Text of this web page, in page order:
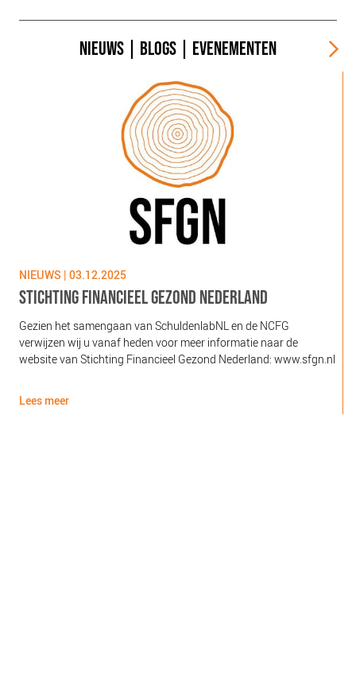
NIEUWS BLOGS EVENEMENTEN
NIEUWS | 03.12.2025
STICHTING FINANCIEEL GEZOND NEDERLAND
Gezien het samengaan van SchuldenlabNL en de NCFG
verwijzen wij u vanaf heden voor meer informatie naar de
website van Stichting Financieel Gezond Nederland: www.sfgn.nl
Lees meer